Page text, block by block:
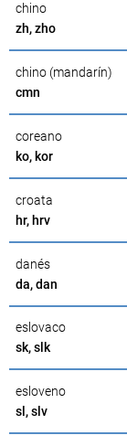
chino
zh, zho
chino (mandarín)
cmn
coreano
ko, kor
croata
hr, hrv
danés
da, dan
eslovaco
sk, slk
esloveno
sl, slv